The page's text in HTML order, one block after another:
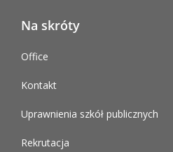
Na skróty
Office
Kontakt
Uprawnienia szkół publicznych
Rekrutacja